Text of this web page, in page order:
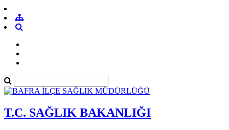
T.C. SAĞLIK BAKANLIĞI